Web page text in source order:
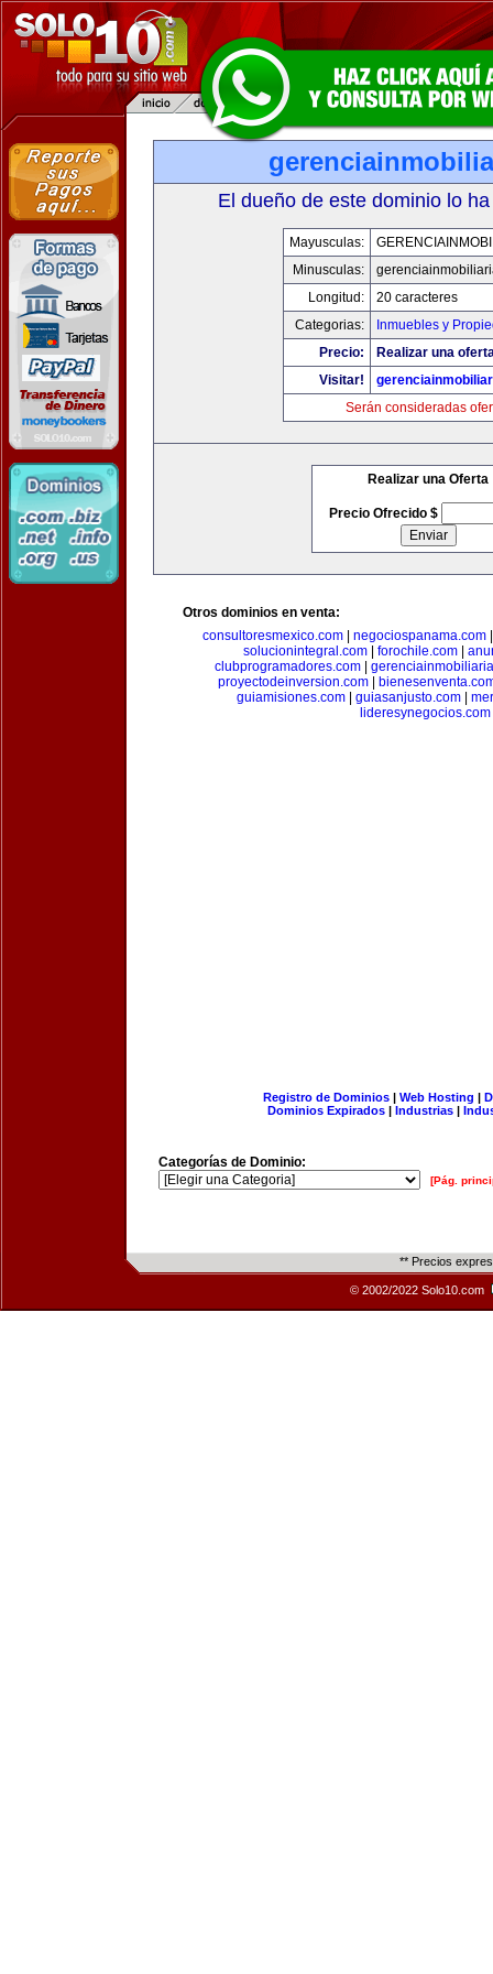
El dueño de este dominio lo
Mayusculas:
Minusculas:
Longitud:
20 caracteres
Categorias:
Inmuebles y
Precio:
Realizar una
Visitar!
Serán consideradas
Realizar una Oferta
Precio Ofrecido $
Otros dominios en venta:
consultoresmexico.com| negociospanama.com
solucionintegral.com| forochile.com|
clubprogramadores.com
proyectodeinversion.com|
guiamisiones.com
guiasanjusto.com
lideresynegocios.com
Registro de Dominios| Web Hosting |
Dominios Expirados | Industrias |
Categorías de Dominio:
[Pág.
** Precios
© 2002/2022 Solo10.com